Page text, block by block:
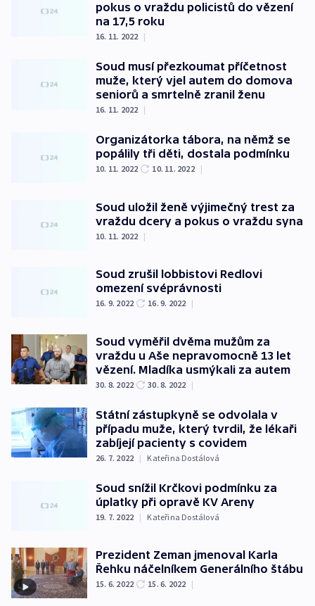
pokus o vraždu policistů do vězení
na 17,5 roku
16. 11. 2022 |
Soud musí přezkoumat příčetnost
muže, který vjel autem do domova
seniorů a smrtelně zranil ženu
16. 11. 2022 |
Organizátorka tábora, na němž se
popálily tři děti, dostala podmínku
10. 11. 2022 10. 11. 2022 |
Soud uložil ženě výjimečný trest za
vraždu dcery a pokus o vraždu syna
10. 11. 2022 |
Soud zrušil lobbistovi Redlovi
omezení svéprávnosti
16. 9. 2022 16. 9. 2022 |
Soud vyměřil dvěma mužům za
vraždu u Aše nepravomocně 13 let
vězení. Mladíka usmýkali za autem
30. 8. 2022 30. 8. 2022 |
Státní zástupkyně se odvolala v
případu muže, který tvrdil, že lékaři
zabíjejí pacienty s covidem
26. 7. 2022 | Kateřina Dostálová
Soud snížil Krčkovi podmínku za
úplatky při opravě KV Areny
19. 7. 2022 | Kateřina Dostálová
Prezident Zeman jmenoval Karla
Řehku náčelníkem Generálního štábu
15. 6. 2022 15. 6. 2022 |